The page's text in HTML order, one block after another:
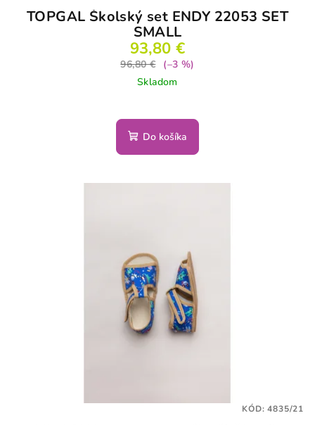
TOPGAL Školský set ENDY 22053 SET
SMALL
93,80 €
96,80 €
(–3 %)
Skladom
Do košíka
KÓD:4835/21